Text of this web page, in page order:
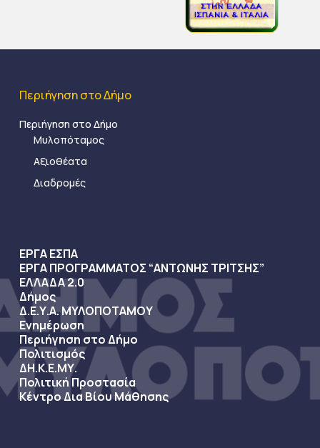
Περιήγηση στο Δήμο
Περιήγηση στο Δήμο
Μυλοπόταμος
Αξιοθέατα
Διαδρομές
ΕΡΓΑ ΕΣΠΑ
ΕΡΓΑ ΠΡΟΓΡΑΜΜΑΤΟΣ “ΑΝΤΩΝΗΣ ΤΡΙΤΣΗΣ”
ΕΛΛΑΔΑ 2.0
Δήμος
Δ.Ε.Υ.Α. ΜΥΛΟΠΟΤΑΜΟΥ
Ενημέρωση
Περιήγηση στο Δήμο
Πολιτισμός
ΔΗ.Κ.Ε.ΜΥ.
Πολιτική Προστασία
Κέντρο Δια Βίου Μάθησης